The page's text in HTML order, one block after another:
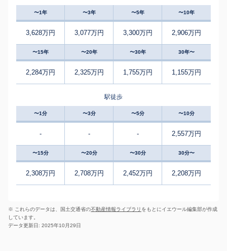
〜1年 〜3年 〜5年 〜10年
3,628万円 3,077万円 3,300万円 2,906万円
〜15年 〜20年 〜30年 30年〜
2,284万円 2,325万円 1,755万円 1,155万円
駅徒歩
〜1分 〜3分 〜5分 〜10分
- - - 2,557万円
〜15分 〜20分 〜30分 30分〜
2,308万円 2,708万円 2,452万円 2,208万円
※ これらのデータは、国土交通省の不動産情報ライブラリ をもとにイエウール編集部が作成
しています。
データ更新日: 2025年10月29日